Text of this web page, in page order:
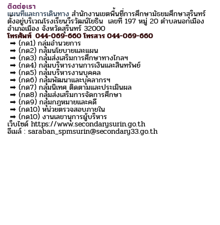
ติดต่อเรา
แผนที่และการเดินทางสำนักงานเขตพื้นที่การศึกษามัธยมศึกษาสุรินทร์
ตั้งอยู่บริเวณโรงเรียนวีรวัฒน์โยธิน เลขที่ 197 หมู่ 20 ตำบลนอกเมือง
อำเภอเมือง จังหวัดสุรินทร์ 32000
โทรศัพท์ 044-069-660 โทรสาร 044-069-660
➡ (กด1) กลุ่มอำนวยการ
➡ (กด2) กลุ่มนโยบายและแผน
➡ (กด3) กลุ่มส่งเสริมการศึกษาทางไกลฯ
➡ (กด4) กลุ่มบริหารงานการเงินและสินทรัพย์
➡ (กด5) กลุ่มบริหารงานบุคคล
➡ (กด6) กลุ่มพัฒนาและบุคลากรฯ
➡ (กด7) กลุ่มนิเทศ ติดตามและประเมินผล
➡ (กด8) กลุ่มส่งเสริมการจัดการศึกษา
➡ (กด9) กลุ่มกฎหมายและคดี
➡ (กด10) หน่วยตรวจสอบภายใน
➡ (กด10) งานเลขานุการผู้บริหาร
เว็บไซด์ https://www.secondarysurin.go.th
อีเมล์ : saraban_spmsurin@secondary33.go.th